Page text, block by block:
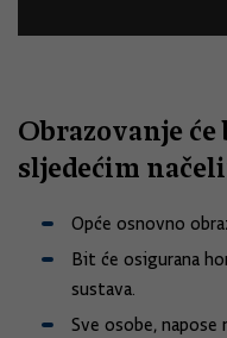
Obrazovanje
sljedećim
Opće osnovno
Bit će osigurana
sustava.
Sve osobe,